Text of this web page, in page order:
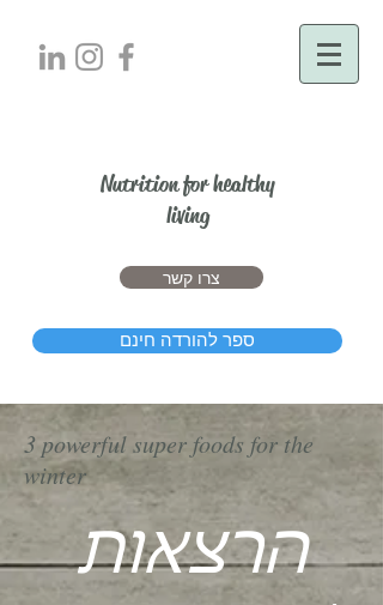
Nutrition for healthy
living
צרו קשר
ספר להורדה חינם
3 powerful super foods for the
winter
הרצאות